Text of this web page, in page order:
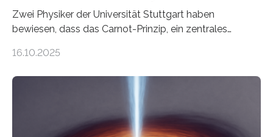
Zwei Physiker der Universität Stuttgart haben
bewiesen, dass das Carnot-Prinzip, ein zentrales
Größenordnung von Atomen gilt, deren physikalische
Quantenmotoren voranbringen. Das
Wissenschaftsjournal Science Advances veröffentlichte
16.10.2025